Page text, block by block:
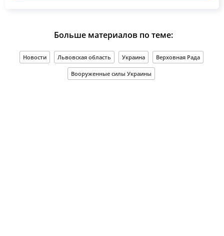
Больше материалов по теме:
Новости Львовская область Украина Верховная Рада
Вооруженные силы Украины